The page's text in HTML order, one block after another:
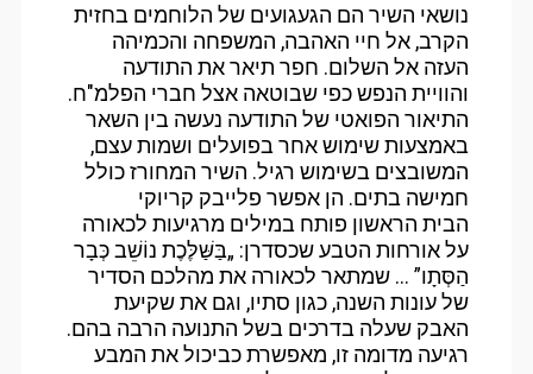
נושאי השיר הם הגעגועים של הלוחמים בחזית
הקרב, אל חיי האהבה, המשפחה והכמיהה
העזה אל השלום. חפר תיאר את התודעה
והוויית הנפש כפי שבוטאה אצל חברי הפלמ"ח.
התיאור הפואטי של התודעה נעשה בין השאר
באמצעות שימוש אחר בפועלים ושמות עצם,
המשובצים בשימוש רגיל. השיר המחורז כולל
חמישה בתים. הן אפשר פלייבק קריוקי
הבית הראשון פותח במילים מרגיעות לכאורה
על אורחות הטבע שכסדרן: „בַּשַּׁלֶּכֶת נוֹשֵׁב כְּבָר
הַסְּתָו” … שמתאר לכאורה את מהלכם הסדיר
של עונות השנה, כגון סתיו, וגם את שקיעת
האבק שעלה בדרכים בשל התנועה הרבה בהם.
רגיעה מדומה זו, מאפשרת כביכול את המבע